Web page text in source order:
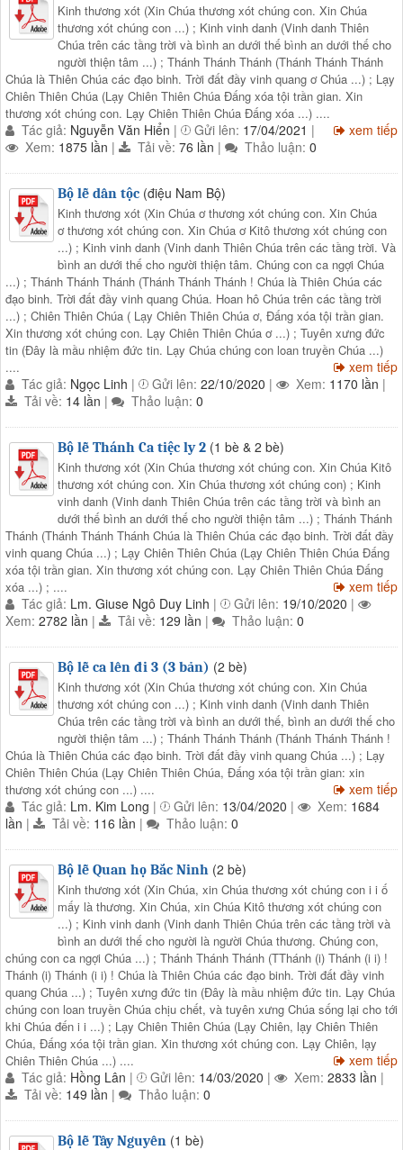
Kinh thương xót (Xin Chúa thương xót chúng con. Xin Chúa
thương xót chúng con ...) ; Kinh vinh danh (Vinh danh Thiên
Chúa trên các tầng trời và bình an dưới thế bình an dưới thế cho
người thiện tâm ...) ; Thánh Thánh Thánh (Thánh Thánh Thánh
Chúa là Thiên Chúa các đạo binh. Trời đất đầy vinh quang ơ Chúa ...) ; Lạy
Chiên Thiên Chúa (Lạy Chiên Thiên Chúa Đấng xóa tội trần gian. Xin
thương xót chúng con. Lạy Chiên Thiên Chúa Đấng xóa ...) ....
xem tiếp
Tác giả: Nguyễn Văn Hiển | Gửi lên: 17/04/2021 |
Xem: 1875 lần | Tải về: 76 lần | Thảo luận: 0
Bộ lễ dân tộc (điệu Nam Bộ)
Kinh thương xót (Xin Chúa ơ thương xót chúng con. Xin Chúa
ơ thương xót chúng con. Xin Chúa ơ Kitô thương xót chúng con
...) ; Kinh vinh danh (Vinh danh Thiên Chúa trên các tầng trời. Và
bình an dưới thế cho người thiện tâm. Chúng con ca ngợi Chúa
...) ; Thánh Thánh Thánh (Thánh Thánh Thánh ! Chúa là Thiên Chúa các
đạo binh. Trời đất đầy vinh quang Chúa. Hoan hô Chúa trên các tầng trời
...) ; Chiên Thiên Chúa ( Lạy Chiên Thiên Chúa ơ, Đấng xóa tội trần gian.
Xin thương xót chúng con. Lạy Chiên Thiên Chúa ơ ...) ; Tuyên xưng đức
tin (Đây là mầu nhiệm đức tin. Lạy Chúa chúng con loan truyền Chúa ...)
....
xem tiếp
Tác giả: Ngọc Linh | Gửi lên: 22/10/2020 | Xem: 1170 lần |
Tải về: 14 lần | Thảo luận: 0
Bộ lễ Thánh Ca tiệc ly 2 (1 bè & 2 bè)
Kinh thương xót (Xin Chúa thương xót chúng con. Xin Chúa Kitô
thương xót chúng con. Xin Chúa thương xót chúng con) ; Kinh
vinh danh (Vinh danh Thiên Chúa trên các tầng trời và bình an
dưới thế bình an dưới thế cho người thiện tâm ...) ; Thánh Thánh
Thánh (Thánh Thánh Thánh Chúa là Thiên Chúa các đạo binh. Trời đất đầy
vinh quang Chúa ...) ; Lạy Chiên Thiên Chúa (Lạy Chiên Thiên Chúa Đấng
xóa tội trần gian. Xin thương xót chúng con. Lạy Chiên Thiên Chúa Đấng
xóa ...) ; ....
xem tiếp
Tác giả: Lm. Giuse Ngô Duy Linh | Gửi lên: 19/10/2020 |
Xem: 2782 lần | Tải về: 129 lần | Thảo luận: 0
Bộ lễ ca lên đi 3 (3 bản) (2 bè)
Kinh thương xót (Xin Chúa thương xót chúng con. Xin Chúa
thương xót chúng con ...) ; Kinh vinh danh (Vinh danh Thiên
Chúa trên các tầng trời và bình an dưới thế, bình an dưới thế cho
người thiện tâm ...) ; Thánh Thánh Thánh (Thánh Thánh Thánh !
Chúa là Thiên Chúa các đạo binh. Trời đất đầy vinh quang Chúa ...) ; Lạy
Chiên Thiên Chúa (Lạy Chiên Thiên Chúa, Đấng xóa tội trần gian: xin
thương xót chúng con ...) ....
xem tiếp
Tác giả: Lm. Kim Long | Gửi lên: 13/04/2020 | Xem: 1684
lần | Tải về: 116 lần | Thảo luận: 0
Bộ lễ Quan họ Bắc Ninh (2 bè)
Kinh thương xót (Xin Chúa, xin Chúa thương xót chúng con i i ố
mấy là thương. Xin Chúa, xin Chúa Kitô thương xót chúng con
...) ; Kinh vinh danh (Vinh danh Thiên Chúa trên các tầng trời và
bình an dưới thế cho người là người Chúa thương. Chúng con,
chúng con ca ngợi Chúa ...) ; Thánh Thánh Thánh (TThánh (i) Thánh (i i) !
Thánh (i) Thánh (i i) ! Chúa là Thiên Chúa các đạo binh. Trời đất đầy vinh
quang Chúa ...) ; Tuyên xưng đức tin (Đây là mầu nhiệm đức tin. Lạy Chúa
chúng con loan truyền Chúa chịu chết, và tuyên xưng Chúa sống lại cho tới
khi Chúa đến i i ...) ; Lạy Chiên Thiên Chúa (Lạy Chiên, lạy Chiên Thiên
Chúa, Đấng xóa tội trần gian. Xin thương xót chúng con. Lạy Chiên, lạy
Chiên Thiên Chúa ...) ....
xem tiếp
Tác giả: Hồng Lân | Gửi lên: 14/03/2020 | Xem: 2833 lần |
Tải về: 149 lần | Thảo luận: 0
Bộ lễ Tây Nguyên (1 bè)